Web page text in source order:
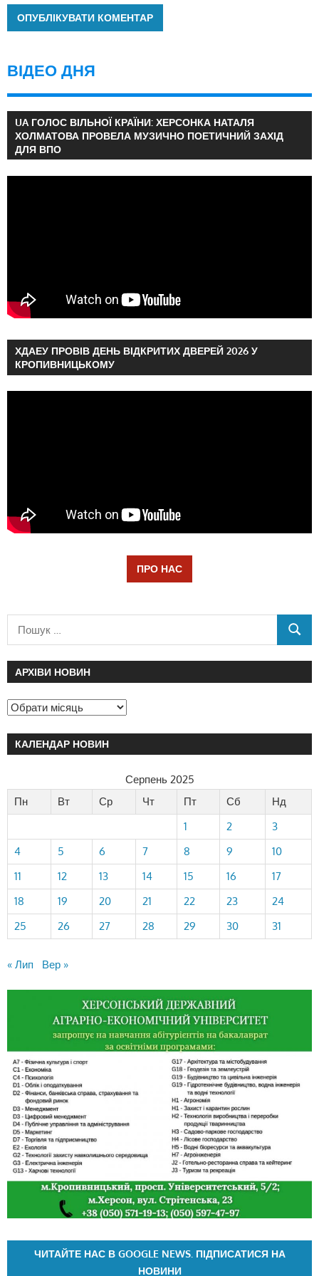
ВІДЕО ДНЯ
UA ГОЛОС ВІЛЬНОЇ КРАЇНИ: ХЕРСОНКА НАТАЛЯ
ХОЛМАТОВА ПРОВЕЛА МУЗИЧНО ПОЕТИЧНИЙ ЗАХІД
ДЛЯ ВПО
ХДАЕУ ПРОВІВ ДЕНЬ ВІДКРИТИХ ДВЕРЕЙ 2026 У
КРОПИВНИЦЬКОМУ
ПРО НАС
АРХІВИ НОВИН
КАЛЕНДАР НОВИН
Серпень 2025
Пн
Вт Ср Чт Пт Сб
Нд
1
2
3
4
5 6 7 8 9
10
11
12 13 14 15 16
17
18
19 20 21 22 23
24
25
26 27 28 29 30 31
« Лип Вер »
ЧИТАЙТЕ НАС В GOOGLE NEWS. ПІДПИСАТИСЯ НА
НОВИНИ